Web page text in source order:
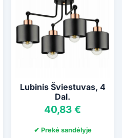
Lubinis Šviestuvas, 4
Dal.
40,83 €
✔ Prekė sandėlyje